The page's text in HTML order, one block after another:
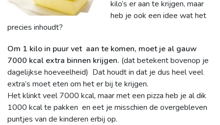
kilo’s er aan te krijgen, maar
heb je ook een idee wat het
precies inhoudt?
Om 1 kilo in puur vet aan te komen, moet je al gauw
7000 kcal extra binnen krijgen. (dat betekent bovenop je
dagelijkse hoeveelheid) Dat houdt in dat je dus heel veel
extra’s moet eten om het er bij te krijgen.
Het klinkt veel 7000 kcal, maar met een pizza heb je al dik
1000 kcal te pakken en eet je misschien de overgebleven
puntjes van de kinderen erbij op.